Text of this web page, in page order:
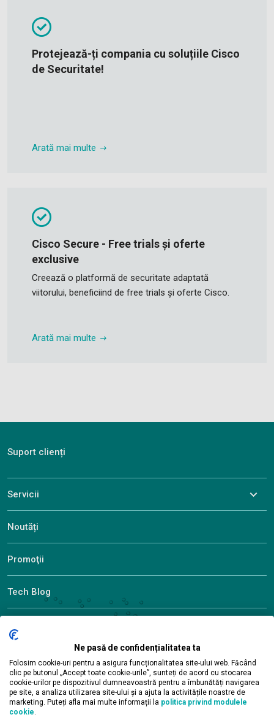
Protejează-ți compania cu soluțiile Cisco
de Securitate!
Arată mai multe
Cisco Secure - Free trials și oferte
exclusive
Creează o platformă de securitate adaptată
viitorului, beneficiind de free trials și oferte Cisco.
Arată mai multe
Suport clienți
Servicii
Noutăți
Promoţii
Tech Blog
© 2026 ALEF Group. All rights reserved
Ne pasă de confidențialitatea ta
Folosim cookie-uri pentru a asigura funcționalitatea site-ului web. Făcând
clic pe butonul „Accept toate cookie-urile”, sunteți de acord cu stocarea
cookie-urilor pe dispozitivul dumneavoastră pentru a îmbunătăți navigarea
pe site, a analiza utilizarea site-ului și a ajuta la activitățile noastre de
marketing. Puteți afla mai multe informații la politica privind modulele
cookie.